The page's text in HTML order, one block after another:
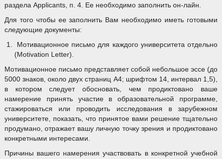
раздела Applicants, п. 4. Ее необходимо заполнить он-лайн.
Для того чтобы ее заполнить Вам необходимо иметь готовыми
следующие документы:
Мотивационное письмо для каждого университета отдельно
(Motivation Letter).
Мотивационное письмо представляет собой небольшое эссе (до
5000 знаков, около двух страниц А4; шрифтом 14, интервал 1,5),
в котором следует обосновать, чем продиктовано ваше
намерение принять участие в образовательной программе,
стажироваться или проводить исследования в зарубежном
университете, показать, что принятое вами решение тщательно
продумано, отражает вашу личную точку зрения и продиктовано
конкретными интересами.
Причины вашего намерения участвовать в конкретной учебной